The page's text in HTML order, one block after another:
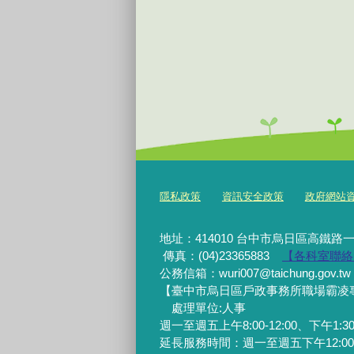
隱私政策 資訊安全政策 政府網站
地址：414010 台中市烏日區高鐵
傳真：(04)23365883
【各科室聯
公務信箱：wuri007@taichung.gov.tw
【臺中市烏日區戶政事務所職場霸
處理單位:人事
週一至週五上午8:00-12:00、下午
延長服務時間：週一至週五下午